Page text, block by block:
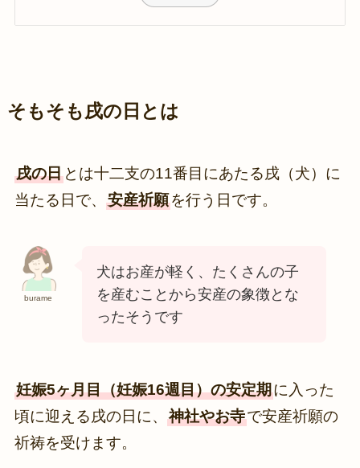
そもそも戌の日とは
戌の日とは十二支の11番目にあたる戌（犬）に
当たる日で、 安産祈願を行う日です。
burame
犬はお産が軽く、たくさんの子
を産むことから安産の象徴とな
ったそうです
妊娠5ヶ月目（妊娠16週目）の安定期に入った
頃に迎える戌の日に、 神社やお寺で安産祈願の
祈祷を受けます。